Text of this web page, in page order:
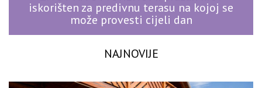
iskorišten za predivnu terasu na kojoj se
može provesti cijeli dan
NAJNOVIJE